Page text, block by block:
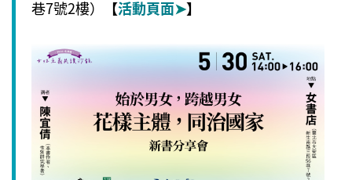
巷7號2樓）
【活動頁面➤】